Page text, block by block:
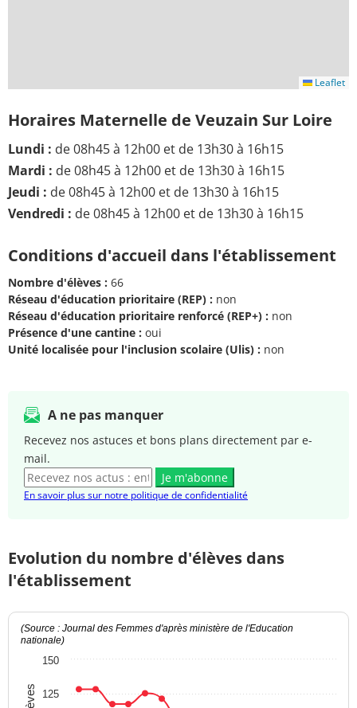
Leaflet
Horaires Maternelle de Veuzain Sur Loire
Lundi : de 08h45 à 12h00 et de 13h30 à 16h15
Mardi : de 08h45 à 12h00 et de 13h30 à 16h15
Jeudi : de 08h45 à 12h00 et de 13h30 à 16h15
Vendredi : de 08h45 à 12h00 et de 13h30 à 16h15
Conditions d'accueil dans l'établissement
Nombre d'élèves : 66
Réseau d'éducation prioritaire (REP) : non
Réseau d'éducation prioritaire renforcé (REP+) : non
Présence d'une cantine : oui
Unité localisée pour l'inclusion scolaire (Ulis) : non
A ne pas manquer
Recevez nos astuces et bons plans directement par e-
mail.
Je m'abonne
En savoir plus sur notre politique de confidentialité
Evolution du nombre d'élèves dans
l'établissement
(Source : Journal des Femmes d'après ministère de l'Education
nationale)
125
150